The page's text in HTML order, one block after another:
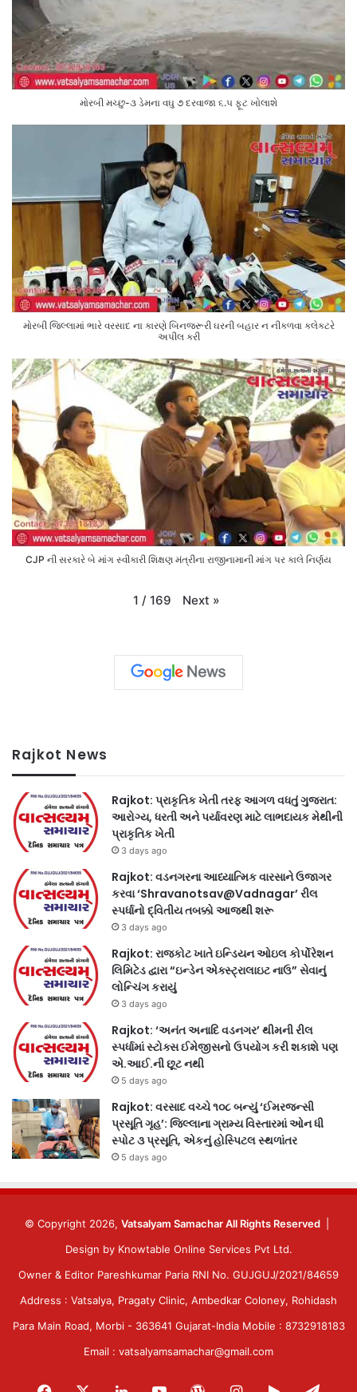
મોરબી મચ્છુ-૩ ડેમના વઘુ ૭ દરવાજા ૬.૫ ફૂટ ખોલાશે
મોરબી જિલ્લામાં ભારે વરસાદ ના કારણે બિનજરૂરી ઘરની બહાર ન નીકળવા કલેક્ટરે
અપીલ કરી
CJP ની સરકારે બે માંગ સ્વીકારી શિક્ષણ મંત્રીના રાજીનામાની માંગ પર કાલે નિર્ણય
1 / 169 Next »
Rajkot News
Rajkot: પ્રાકૃતિક ખેતી તરફ આગળ વધતું ગુજરાત:
આરોગ્ય, ધરતી અને પર્યાવરણ માટે લાભદાયક મેથીની
પ્રાકૃતિક ખેતી
3 days ago
Rajkot: વડનગરના આધ્યાત્મિક વારસાને ઉજાગર
કરવા ‘Shravanotsav@Vadnagar’ રીલ
સ્પર્ધાનો દ્વિતીય તબક્કો આજથી શરૂ
3 days ago
Rajkot: રાજકોટ ખાતે ઇન્ડિયન ઓઇલ કોર્પોરેશન
લિમિટેડ દ્વારા “ઇન્ડેન એક્સ્ટ્રાલાઇટ નાઉ” સેવાનું
લોન્ચિંગ કરાયું
3 days ago
Rajkot: ‘અનંત અનાદિ વડનગર’ થીમની રીલ
સ્પર્ધામાં સ્ટોક્સ ઈમેજીસનો ઉપયોગ કરી શકાશે પણ
એ.આઈ.ની છૂટ નથી
5 days ago
Rajkot: વરસાદ વચ્ચે ૧૦૮ બન્યું ‘ઈમરજન્સી
પ્રસૂતિ ગૃહ’: જિલ્લાના ગ્રામ્ય વિસ્તારમાં ઓન ધી
સ્પોટ ૩ પ્રસૂતિ, એકનું હોસ્પિટલ સ્થળાંતર
5 days ago
© Copyright 2026, Vatsalyam Samachar All Rights Reserved
Design by Knowtable Online Services Pvt Ltd.
Owner & Editor Pareshkumar Paria RNI No. GUJGUJ/2021/84659
Address : Vatsalya, Pragaty Clinic, Ambedkar Coloney, Rohidash
Para Main Road, Morbi - 363641 Gujarat-India Mobile : 8732918183
Email : vatsalyamsamachar@gmail.com